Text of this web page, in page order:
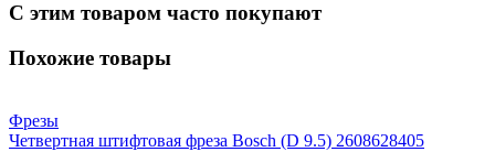
С этим товаром часто покупают
Похожие товары
Фрезы
Четвертная штифтовая фреза Bosch (D 9.5) 2608628405